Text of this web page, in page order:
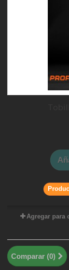
Agregar para
Comparar (0)